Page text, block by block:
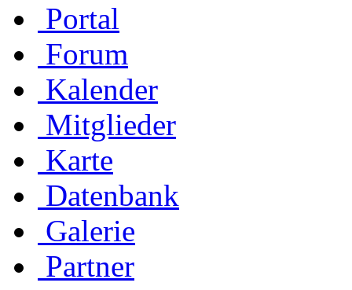
Portal
Forum
Kalender
Mitglieder
Karte
Datenbank
Galerie
Partner